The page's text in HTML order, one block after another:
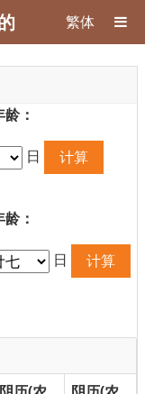
繁体
：
日
计算
：
日
计算